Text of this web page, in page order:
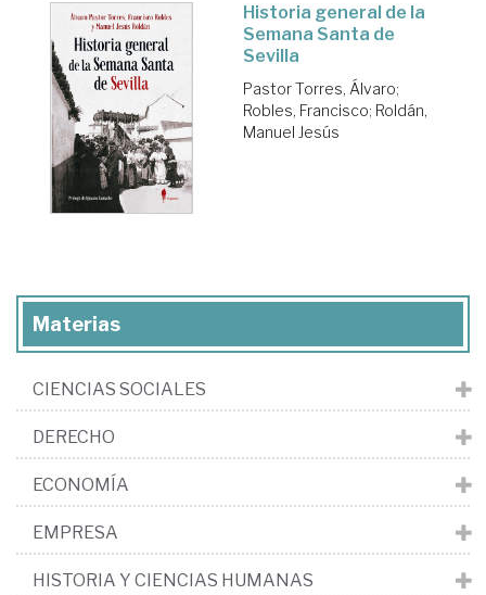
Historia general de la
Semana Santa de
Sevilla
Pastor Torres, Álvaro;
Robles, Francisco; Roldán,
Manuel Jesús
Materias
CIENCIAS SOCIALES
DERECHO
ECONOMÍA
EMPRESA
HISTORIA Y CIENCIAS HUMANAS